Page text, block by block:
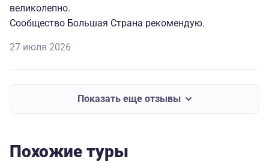
великолепно.
Сообщество Большая Страна рекомендую.
27 июля 2026
Показать еще отзывы
Похожие туры